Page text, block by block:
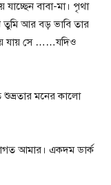
বাবা-মা। পৃথা
আর বড় ভাবি তার
যায় সে ……যদিও
শুভ্রতার মনের কালো
আমার। একদম ডার্ক